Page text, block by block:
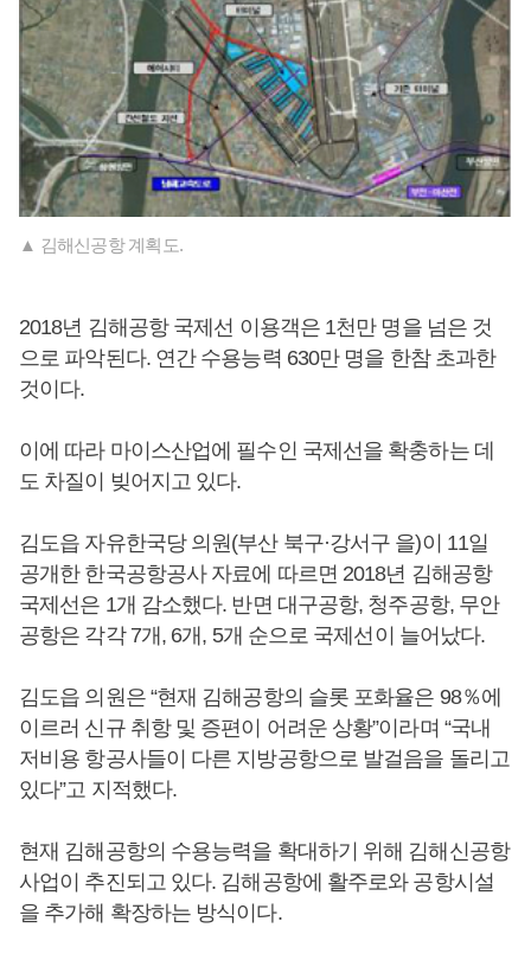
▲ 김해신공항 계획도.
2018년 김해공항 국제선 이용객은 1천만 명을 넘은 것
으로 파악된다. 연간 수용능력 630만 명을 한참 초과한
것이다.
이에 따라 마이스산업에 필수인 국제선을 확충하는 데
도 차질이 빚어지고 있다.
김도읍 자유한국당 의원(부산 북구·강서구 을)이 11일
공개한 한국공항공사 자료에 따르면 2018년 김해공항
국제선은 1개 감소했다. 반면 대구공항, 청주공항, 무안
공항은 각각 7개, 6개, 5개 순으로 국제선이 늘어났다.
김도읍 의원은 “현재 김해공항의 슬롯 포화율은 98％에
이르러 신규 취항 및 증편이 어려운 상황”이라며 “국내
저비용 항공사들이 다른 지방공항으로 발걸음을 돌리고
있다”고 지적했다.
현재 김해공항의 수용능력을 확대하기 위해 김해신공항
사업이 추진되고 있다. 김해공항에 활주로와 공항시설
을 추가해 확장하는 방식이다.